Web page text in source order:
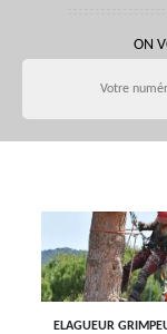
ON
ELAGUEUR